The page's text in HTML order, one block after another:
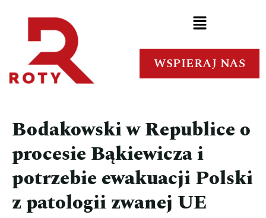
WSPIERAJ NAS
Bodakowski w Republice o
procesie Bąkiewicza i
potrzebie ewakuacji Polski
z patologii zwanej UE